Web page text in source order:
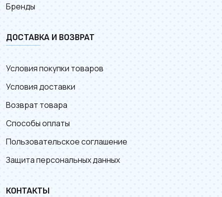
Бренды
ДОСТАВКА И ВОЗВРАТ
Условия покупки товаров
Условия доставки
Возврат товара
Способы оплаты
Пользовательское соглашение
Защита персональных данных
КОНТАКТЫ